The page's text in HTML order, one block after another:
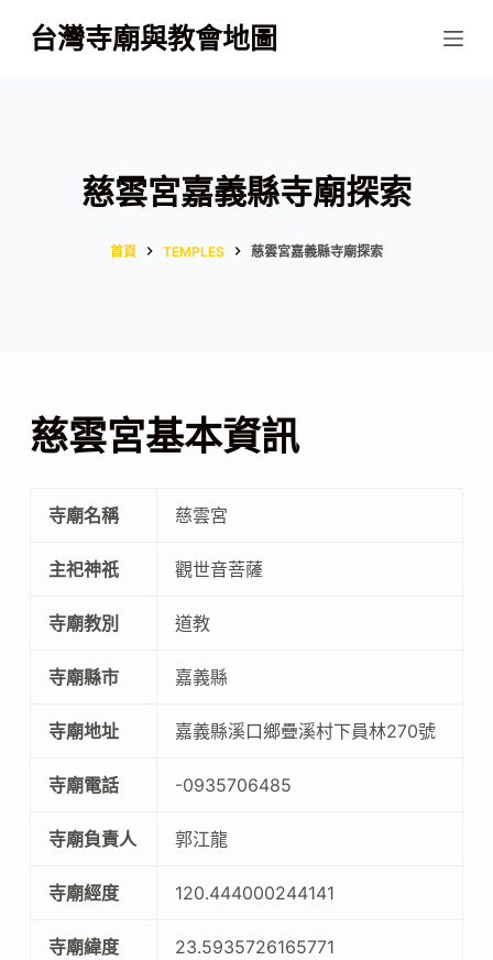
跳
至
台灣寺廟與教會地圖
慈雲宮嘉義縣寺廟探索
首頁 TEMPLES 慈雲宮嘉義縣寺廟探索
慈雲宮基本資訊
寺廟名稱 慈雲宮
主祀神祇 觀世音菩薩
寺廟教別 道教
寺廟縣市 嘉義縣
寺廟地址 嘉義縣溪口鄉疊溪村下員林270號
寺廟電話 -0935706485
寺廟負責人 郭江龍
寺廟經度 120.444000244141
寺廟緯度 23.5935726165771